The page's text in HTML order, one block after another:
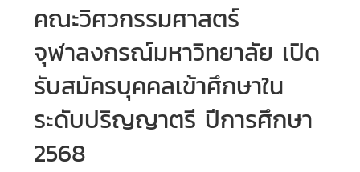
คณะวิศวกรรมศาสตร์
จุฬาลงกรณ์มหาวิทยาลัย เปิด
รับสมัครบุคคลเข้าศึกษาใน
ระดับปริญญาตรี ปีการศึกษา
2568